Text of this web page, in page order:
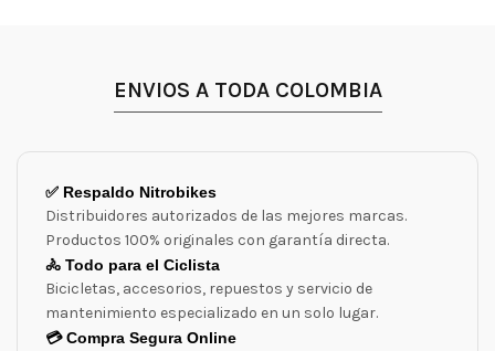
ENVIOS A TODA COLOMBIA
✅ Respaldo Nitrobikes
Distribuidores autorizados de las mejores marcas.
Productos 100% originales con garantía directa.
🚴 Todo para el Ciclista
Bicicletas, accesorios, repuestos y servicio de
mantenimiento especializado en un solo lugar.
💳 Compra Segura Online